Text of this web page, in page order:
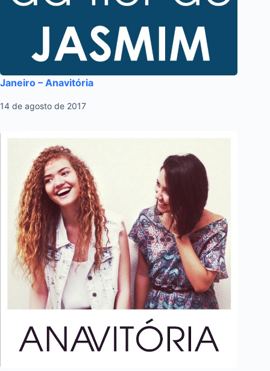
Janeiro – Anavitória
14 de agosto de 2017